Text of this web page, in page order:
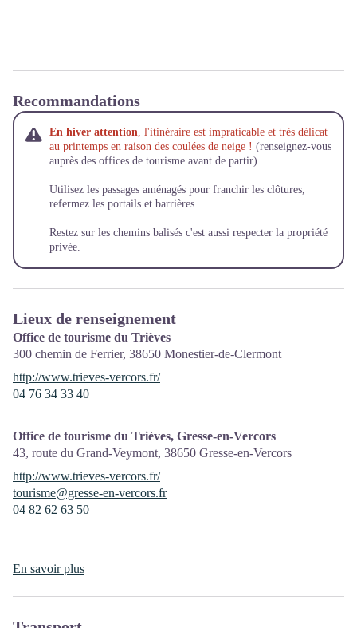
Recommandations
En hiver attention , l'itinéraire est impraticable et très délicat
au printemps en raison des coulées de neige ! (renseignez-vous
auprès des offices de tourisme avant de partir).
Utilisez les passages aménagés pour franchir les clôtures,
refermez les portails et barrières.
Restez sur les chemins balisés c'est aussi respecter la propriété
privée.
Lieux de renseignement
Office de tourisme du Trièves
300 chemin de Ferrier, 38650 Monestier-de-Clermont
http://www.trieves-vercors.fr/
04 76 34 33 40
Office de tourisme du Trièves, Gresse-en-Vercors
43, route du Grand-Veymont, 38650 Gresse-en-Vercors
http://www.trieves-vercors.fr/
tourisme@gresse-en-vercors.fr
04 82 62 63 50
En savoir plus